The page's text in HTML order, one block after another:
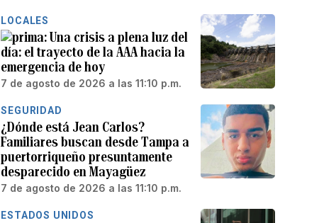
LOCALES
Una crisis a plena luz del
día: el trayecto de la AAA hacia la
emergencia de hoy
7 de agosto de 2026 a las 11:10 p.m.
SEGURIDAD
¿Dónde está Jean Carlos?
Familiares buscan desde Tampa a
puertorriqueño presuntamente
desparecido en Mayagüez
7 de agosto de 2026 a las 11:10 p.m.
ESTADOS UNIDOS